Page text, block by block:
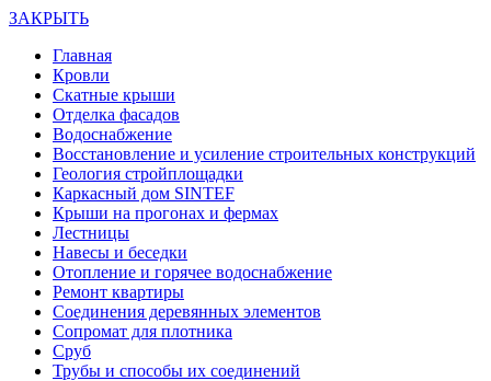
ЗАКРЫТЬ
Главная
Кровли
Скатные крыши
Отделка фасадов
Водоснабжение
Восстановление и усиление строительных конструкций
Геология стройплощадки
Каркасный дом SINTEF
Крыши на прогонах и фермах
Лестницы
Навесы и беседки
Отопление и горячее водоснабжение
Ремонт квартиры
Соединения деревянных элементов
Сопромат для плотника
Сруб
Трубы и способы их соединений